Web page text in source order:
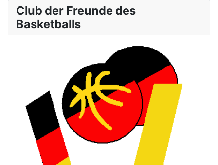
Club der Freunde des
Basketballs